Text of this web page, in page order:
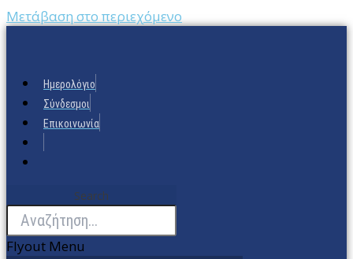
Μετάβαση στο περιεχόμενο
Ημερολόγιο
Σύνδεσμοι
Επικοινωνία
Search
Flyout Menu